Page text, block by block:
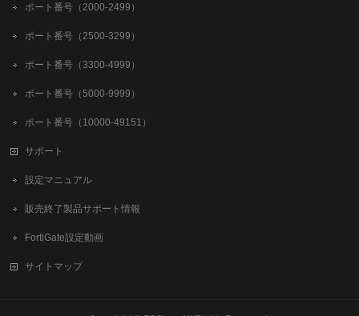
ポート番号（2000-2499）
ポート番号（2500-3299）
ポート番号（3300-4999）
ポート番号（5000-9999）
ポート番号（10000-49151）
サポート
設定マニュアル
販売終了製品サポート情報
FortiGate設定動画
サイトマップ